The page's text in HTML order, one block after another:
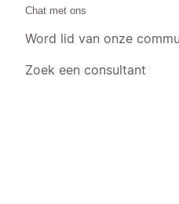
Chat met ons
Word lid van onze
Zoek een consultant